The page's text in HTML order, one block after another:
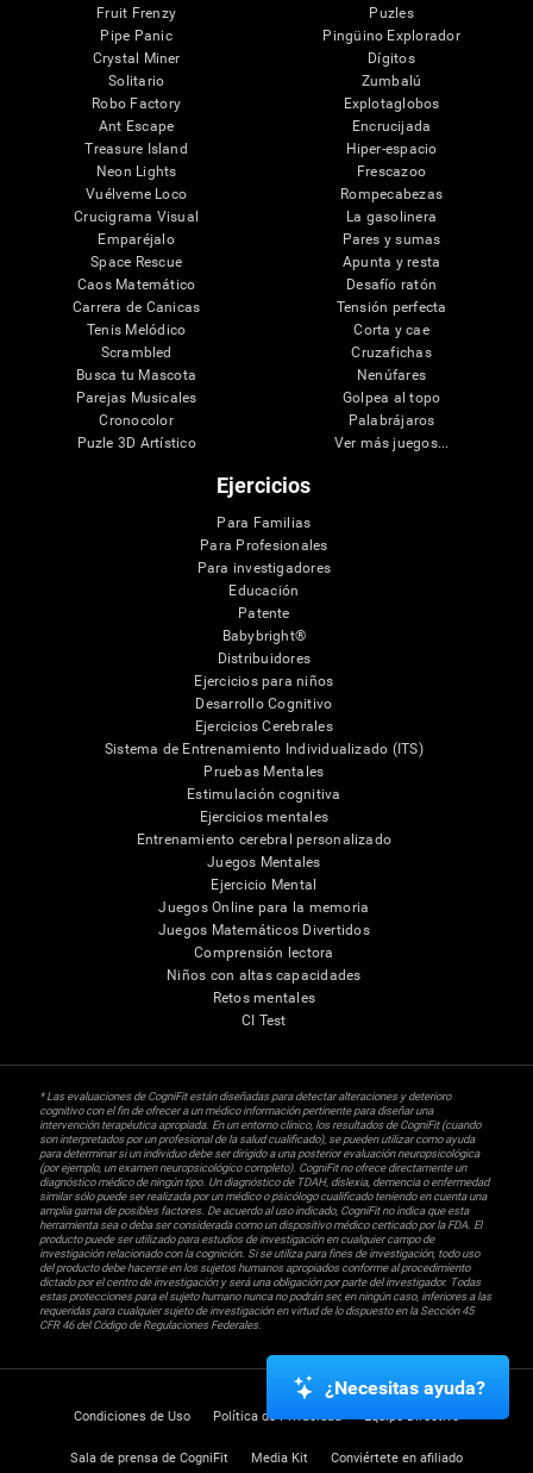
Fruit Frenzy
Pipe Panic
Crystal Miner
Solitario
Robo Factory
Ant Escape
Treasure Island
Neon Lights
Vuélveme Loco
Crucigrama Visual
Emparéjalo
Space Rescue
Caos Matemático
Carrera de Canicas
Tenis Melódico
Scrambled
Busca tu Mascota
Parejas Musicales
Cronocolor
Puzle 3D Artístico
Puzles
Pingüino Explorador
Dígitos
Zumbalú
Explotaglobos
Encrucijada
Hiper-espacio
Frescazoo
Rompecabezas
La gasolinera
Pares y sumas
Apunta y resta
Desafío ratón
Tensión perfecta
Corta y cae
Cruzafichas
Nenúfares
Golpea al topo
Palabrájaros
Ver más juegos...
Ejercicios
Para Familias
Para Profesionales
Para investigadores
Educación
Patente
Babybright®
Distribuidores
Ejercicios para niños
Desarrollo Cognitivo
Ejercicios Cerebrales
Sistema de Entrenamiento Individualizado (ITS)
Pruebas Mentales
Estimulación cognitiva
Ejercicios mentales
Entrenamiento cerebral personalizado
Juegos Mentales
Ejercicio Mental
Juegos Online para la memoria
Juegos Matemáticos Divertidos
Comprensión lectora
Niños con altas capacidades
Retos mentales
CI Test
* Las evaluaciones de CogniFit están diseñadas para detectar alteraciones y deterioro
cognitivo con el fin de ofrecer a un médico información pertinente para diseñar una
intervención terapéutica apropiada. En un entorno clínico, los resultados de CogniFit (cuando
son interpretados por un profesional de la salud cualificado), se pueden utilizar como ayuda
para determinar si un individuo debe ser dirigido a una posterior evaluación neuropsicológica
(por ejemplo, un examen neuropsicológico completo). CogniFit no ofrece directamente un
diagnóstico médico de ningún tipo. Un diagnóstico de TDAH, dislexia, demencia o enfermedad
similar sólo puede ser realizada por un médico o psicólogo cualificado teniendo en cuenta una
amplia gama de posibles factores. De acuerdo al uso indicado, CogniFit no indica que esta
herramienta sea o deba ser considerada como un dispositivo médico certicado por la FDA. El
producto puede ser utilizado para estudios de investigación en cualquier campo de
investigación relacionado con la cognición. Si se utiliza para fines de investigación, todo uso
del producto debe hacerse en los sujetos humanos apropiados conforme al procedimiento
dictado por el centro de investigación y será una obligación por parte del investigador. Todas
estas protecciones para el sujeto humano nunca no podrán ser, en ningún caso, inferiores a las
requeridas para cualquier sujeto de investigación en virtud de lo dispuesto en la Sección 45
CFR 46 del Código de Regulaciones Federales.
Condiciones de Uso Política de Privacidad Equipo Directivo
Sala de prensa de CogniFit Media Kit Conviértete en afiliado
¿Necesitas ayuda?